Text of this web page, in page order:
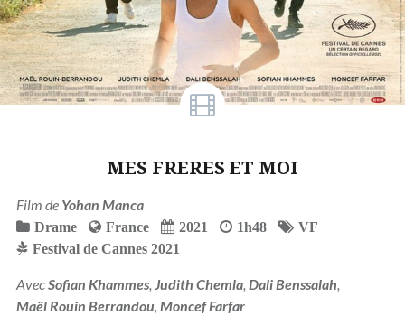
MES FRERES ET MOI
Film de Yohan Manca
Drame France 2021 1h48
VF
Festival de Cannes 2021
AvecSofian Khammes, Judith Chemla, Dali Benssalah,
Maël Rouin Berrandou, Moncef Farfar